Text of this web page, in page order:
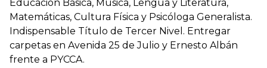
Educación Básica, Música, Lengua y Literatura,
Matemáticas, Cultura Física y Psicóloga Generalista.
Indispensable Título de Tercer Nivel. Entregar
carpetas en Avenida 25 de Julio y Ernesto Albán
frente a PYCCA.